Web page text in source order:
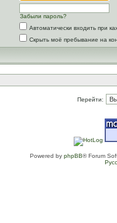
Забыли пароль?
Автоматически входить при
Скрыть моё пребывание на
Перейти:
Powered by phpBB® Forum